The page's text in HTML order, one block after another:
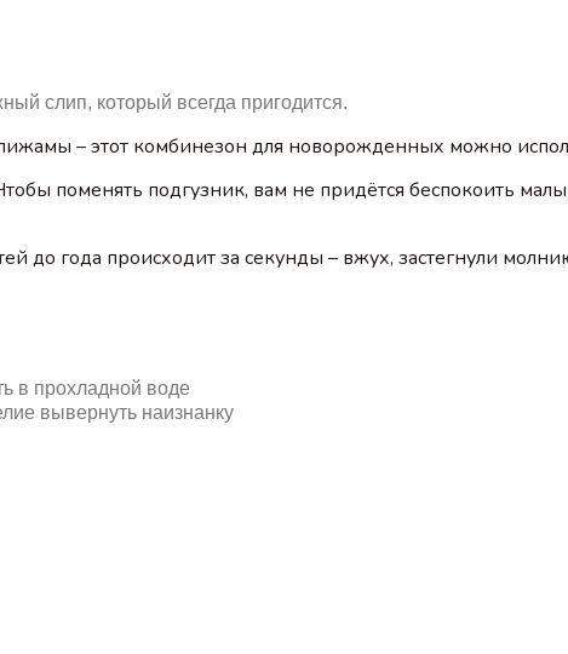
слип, который всегда пригодится.
– этот комбинезон для новорожденных можно
поменять подгузник, вам не придётся беспокоить
до года происходит за секунды – вжух, застегнули
в прохладной воде
вывернуть наизнанку